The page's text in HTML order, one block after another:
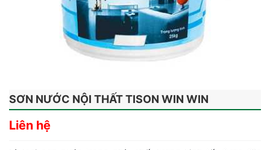
SƠN NƯỚC NỘI THẤT TISON WIN WIN
Liên hệ